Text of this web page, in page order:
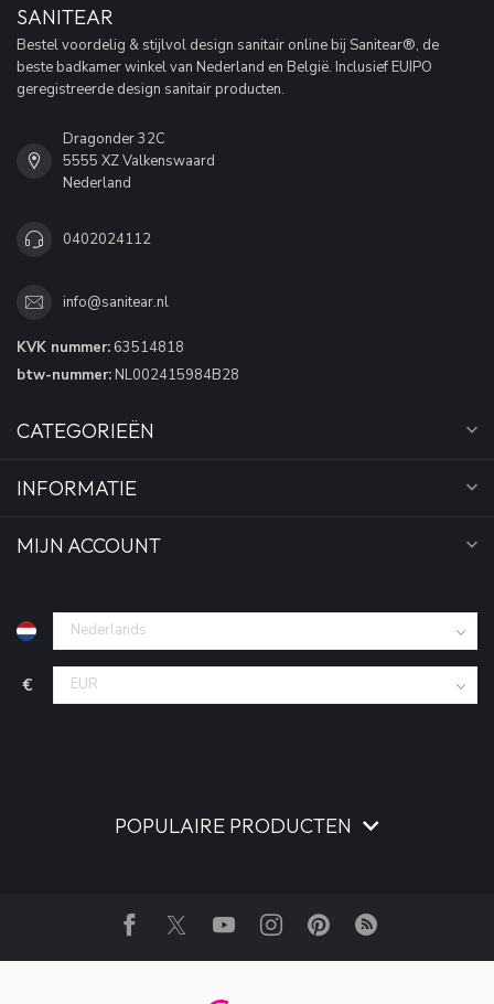
SANITEAR
Bestel voordelig & stijlvol design sanitair online bij Sanitear®, de
beste badkamer winkel van Nederland en België. Inclusief EUIPO
geregistreerde design sanitair producten.
Dragonder 32C
5555 XZ Valkenswaard
Nederland
0402024112
info@sanitear.nl
KVK nummer: 63514818
btw-nummer: NL002415984B28
CATEGORIEËN
INFORMATIE
MIJN ACCOUNT
€
POPULAIRE PRODUCTEN